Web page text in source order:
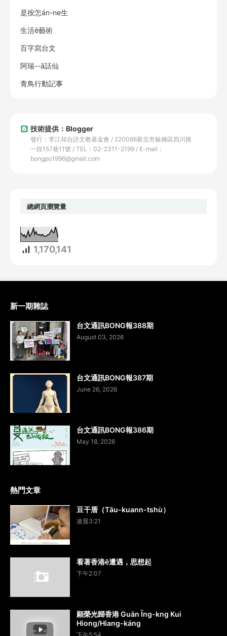
是按怎án-ne生
生活ê藝術
百字寫台文
阿瑞--ā話仙
青鳥行動記事
技術提供：Blogger
發行：李江却台語文教基金會 / 220066新北市板橋區四川路
一段157巷11號 / TEL：02-2311-2199 / E-mail：
bongpo1996@gmail.com
總網頁瀏覽量
1,170,141
新一期雜誌
台文通訊BONG報388期
August 03, 2026
台文通訊BONG報387期
June 26, 2026
台文通訊BONG報386期
May 18, 2026
熱門文章
豆干厝（Tāu-kuann-tshù）
凌晨3:21
看著香港ê遭遇，思想起
下午2:07
願榮光歸香港 Guān Îng-kng Kui
Hiong/Hiang-káng